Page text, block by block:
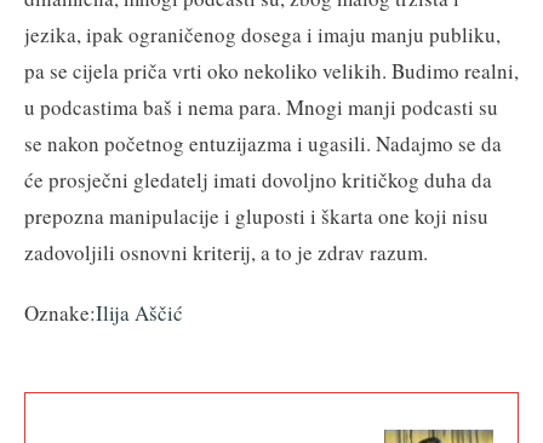
jezika, ipak ograničenog dosega i imaju manju publiku,
pa se cijela priča vrti oko nekoliko velikih. Budimo realni,
u podcastima baš i nema para. Mnogi manji podcasti su
se nakon početnog entuzijazma i ugasili. Nadajmo se da
će prosječni gledatelj imati dovoljno kritičkog duha da
prepozna manipulacije i gluposti i škarta one koji nisu
zadovoljili osnovni kriterij, a to je zdrav razum.
Oznake:Ilija Aščić